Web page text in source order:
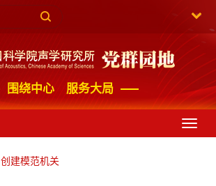
围绕中心 服务大局
创建模范机关